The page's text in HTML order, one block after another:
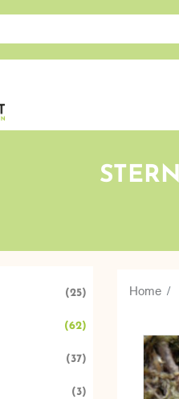
(25)
(62)
(37)
(3)
Home